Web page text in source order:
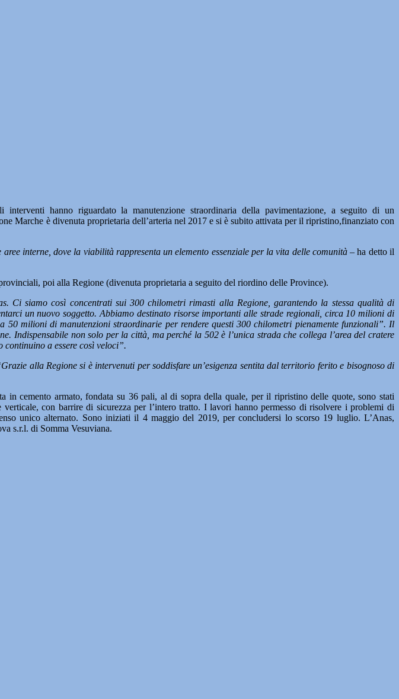
interventi hanno riguardato la manutenzione straordinaria della pavimentazione, a seguito di un
Marche è divenuta proprietaria dell’arteria nel 2017 e si è subito attivata per il ripristino,finanziato con
interne, dove la viabilità rappresenta un elemento essenziale per la vita delle comunità – ha detto il
poi alla Regione (divenuta proprietaria a seguito del riordino delle Province).
Ci siamo così concentrati sui 300 chilometri rimasti alla Regione, garantendo la stessa qualità di
un nuovo soggetto. Abbiamo destinato risorse importanti alle strade regionali, circa 10 milioni di
milioni di manutenzioni straordinarie per rendere questi 300 chilometri pienamente funzionali”. Il
non solo per la città, ma perché la 502 è l’unica strada che collega l’area del cratere
a essere così veloci”.
alla Regione si è intervenuti per soddisfare un’esigenza sentita dal territorio ferito e bisognoso di
cemento armato, fondata su 36 pali, al di sopra della quale, per il ripristino delle quote, sono stati
con barrire di sicurezza per l’intero tratto. I lavori hanno permesso di risolvere i problemi di
unico alternato. Sono iniziati il 4 maggio del 2019, per concludersi lo scorso 19 luglio. L’Anas,
s.r.l. di Somma Vesuviana.